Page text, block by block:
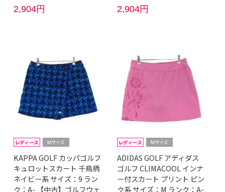
2,904円 2,904円
KAPPA GOLF カッパゴルフ
キュロットスカート 千鳥柄
ネイビー系 サイズ：9 ラン
ク：A- 【中古】ゴルフウェ
ADIDAS GOLF アディダス
ゴルフ CLIMACOOL インナ
ー付スカート プリント ピン
ク系 サイズ：M ランク：A-